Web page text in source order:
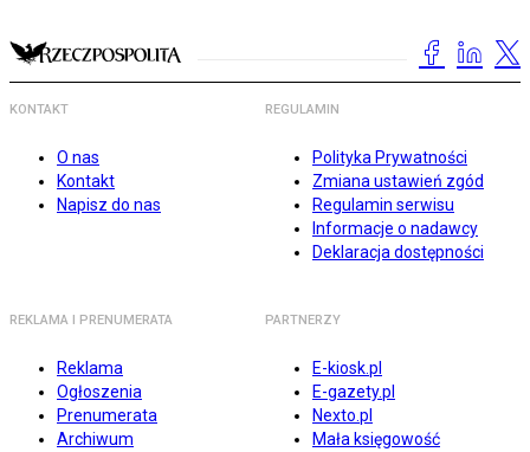
KONTAKT
O nas
Kontakt
Napisz do nas
REGULAMIN
Polityka Prywatności
Zmiana ustawień zgód
Regulamin serwisu
Informacje o nadawcy
Deklaracja dostępności
REKLAMA I PRENUMERATA
Reklama
Ogłoszenia
Prenumerata
Archiwum
PARTNERZY
E-kiosk.pl
E-gazety.pl
Nexto.pl
Mała księgowość